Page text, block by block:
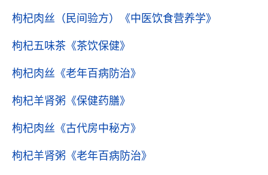
枸杞肉丝（民间验方） 《中医饮食营养学》
枸杞五味茶 《茶饮保健》
枸杞肉丝 《老年百病防治》
枸杞羊肾粥 《保健药膳》
枸杞肉丝 《古代房中秘方》
枸杞羊肾粥 《老年百病防治》